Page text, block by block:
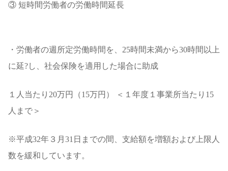
③ 短時間労働者の労働時間延長
・労働者の週所定労働時間を、25時間未満から30時間以上
に延?し、社会保険を適用した場合に助成
１人当たり20万円（15万円） ＜１年度１事業所当たり15
人まで＞
※平成32年３月31日までの間、支給額を増額および上限人
数を緩和しています。